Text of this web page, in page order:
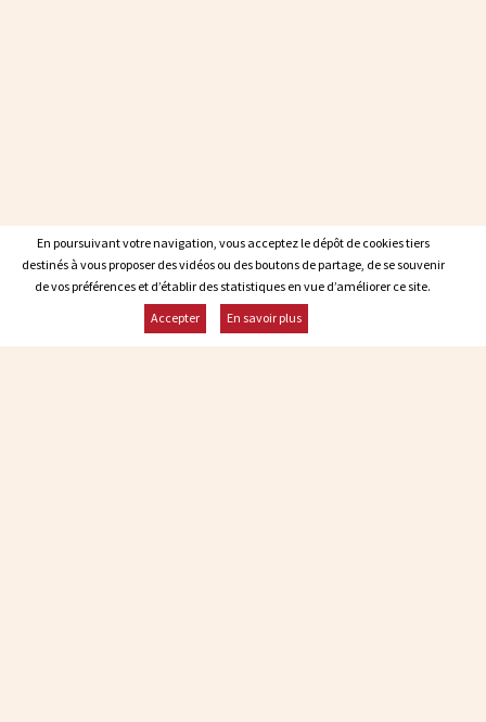
En poursuivant votre navigation, vous acceptez le dépôt de cookies tiers
destinés à vous proposer des vidéos ou des boutons de partage, de se souvenir
de vos préférences et d’établir des statistiques en vue d’améliorer ce site.
Accepter
En savoir plus
En poursuivant votre navigation, vous acceptez le dépôt de cookies tiers
destinés à vous proposer des vidéos ou des boutons de partage, de se souvenir
de vos préférences et d’établir des statistiques en vue d’améliorer ce site.
Accepter
En savoir plus